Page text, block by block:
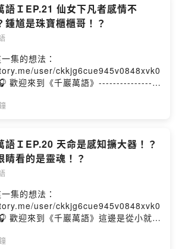
是對靈性、宇宙、能量有一點點好奇
一顆開放的心點開影片，因為這邊的
。最後，請訂閱《千巖萬語》，開啟
by Firstory Hosting
語ＩEP.21 仙女下凡者感情不
鍾馗是珠寶櫃櫃哥！？
集的想法：
user/ckkjg6cue945v0848xvk0
歡迎來到《千巖萬語》-----------------
谷老師帶你找回靈魂天賦與自信 🔮👉
信…」👉你不是沒有天賦，只是還沒看
強迫自己改變，而是找回你原本就具
要變成別人📍你不需要壓抑真實的自
天生的你」有多獨特👉你不必變成
自己」的過程👉參與直播你將獲得：
師線上解惑，揭開修行的神秘面紗！✅
疑問，讓你不再躊躇不前！✅ 透過占
量名額觀眾知道自己的修行天賦！📅
08 (六) 20:00📍 報名方式：填寫報
語ＩEP.20 天命是感知擴大器！？
睛看的是靈魂！？
集的想法：
user/ckkjg6cue945v0848xvk0
歡迎來到《千巖萬語》這邊是從小就會
上自己的「靈魂道路」後，滿滿一肚